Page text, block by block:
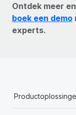
Ontdek meer
boek een demo
experts.